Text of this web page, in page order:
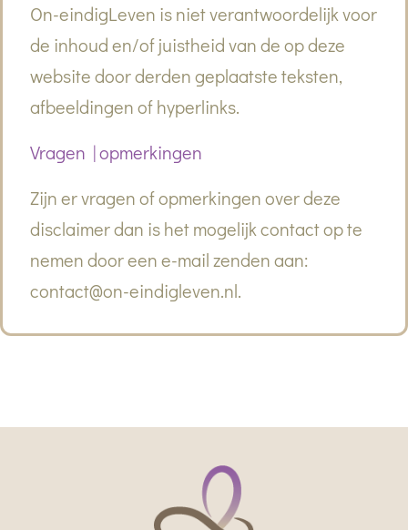
On-eindigLeven is niet verantwoordelijk voor
de inhoud en/of juistheid van de op deze
website door derden geplaatste teksten,
afbeeldingen of hyperlinks.
Vragen | opmerkingen
Zijn er vragen of opmerkingen over deze
disclaimer dan is het mogelijk contact op te
nemen door een e-mail zenden aan:
contact@on-eindigleven.nl.